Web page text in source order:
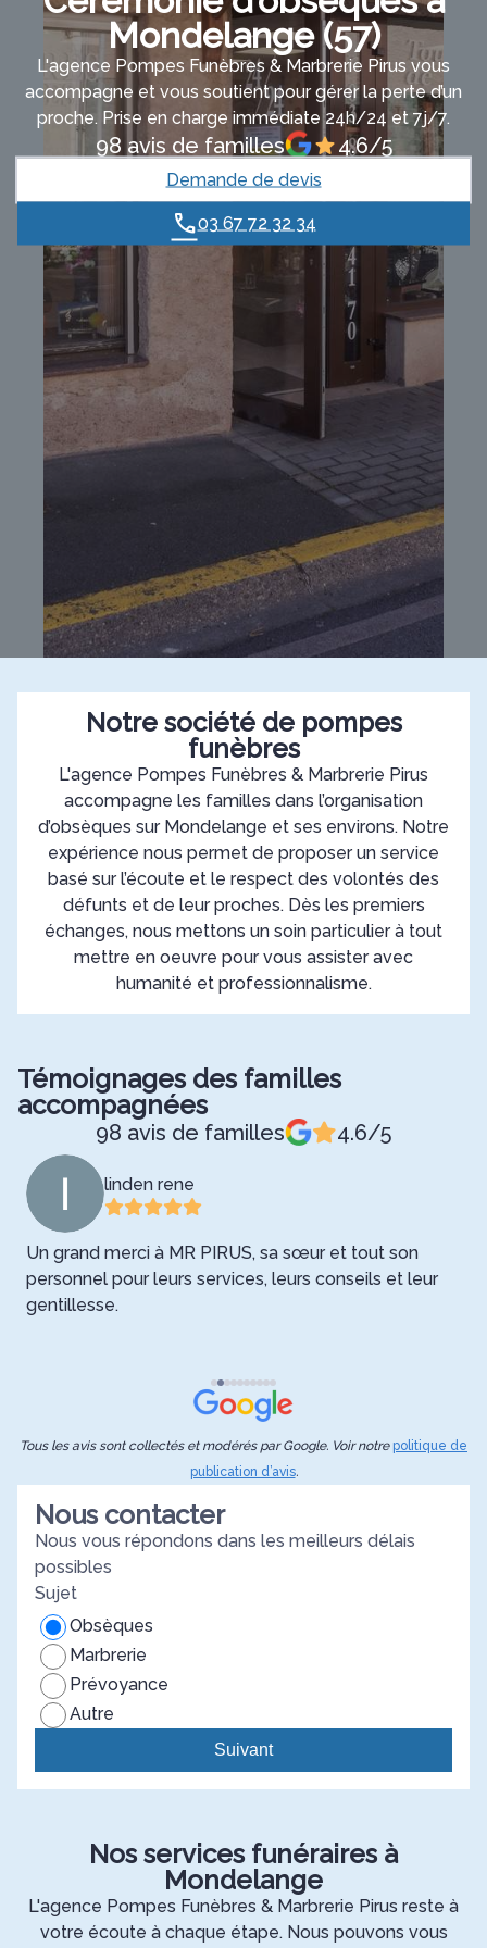
Mondelange (57)
L'agence Pompes Funèbres & Marbrerie Pirus vous
accompagne et vous soutient pour gérer la perte d’un
proche. Prise en charge immédiate 24h/24 et 7j/7.
98 avis de familles 4.6/5
Demande de devis
03 67 72 32 34
Notre société de pompes
funèbres
L'agence Pompes Funèbres & Marbrerie Pirus
accompagne les familles dans l’organisation
d’obsèques sur Mondelange et ses environs. Notre
expérience nous permet de proposer un service
basé sur l’écoute et le respect des volontés des
défunts et de leur proches. Dès les premiers
échanges, nous mettons un soin particulier à tout
mettre en oeuvre pour vous assister avec
humanité et professionnalisme.
Témoignages des familles
accompagnées
98 avis de familles 4.6/5
linden rene
Un grand merci à MR PIRUS, sa sœur et tout son
personnel pour leurs services, leurs conseils et leur
gentillesse.
Tous les avis sont collectés et modérés par Google. Voir notre politique de
publication d’avis.
Nous contacter
Nous vous répondons dans les meilleurs délais
possibles
Sujet
Obsèques
Marbrerie
Prévoyance
Autre
Suivant
Nos services funéraires à
Mondelange
L'agence Pompes Funèbres & Marbrerie Pirus reste à
votre écoute à chaque étape. Nous pouvons vous